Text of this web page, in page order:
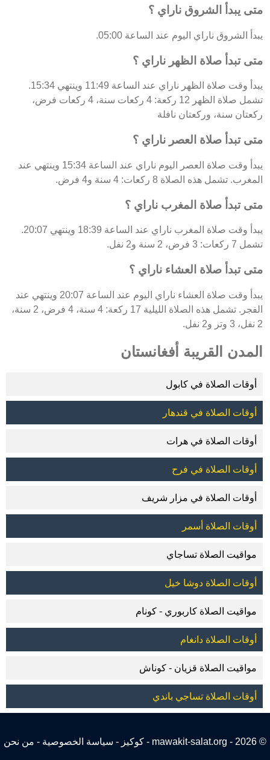
متى يبدأ الشروق ناراي ؟
يبدأ الشروق ناراي اليوم عند الساعة 05:00.
متى تبدأ صلاة الظهر ناراي ؟
يبدأ وقت صلاة الظهر ناراي عند الساعة 11:49 وينتهي 15:34.
تشمل صلاة الظهر 12 ركعة: 4 ركعات سنة، 4 ركعات فرض،
ركعتان سنة، وركعتان نافلة
متى تبدأ صلاة العصر ناراي ؟
يبدأ وقت صلاة العصر اليوم ناراي عند الساعة 15:34 وينتهي عند
المغرب. تشمل هذه الصلاة 8 ركعات: 4 سنة و4 فرض.
متى تبدأ صلاة المغرب ناراي ؟
يبدأ وقت صلاة المغرب ناراي عند الساعة 18:39 وينتهي 20:07.
تشمل 7 ركعات: 3 فرض، 2 سنة و2 نفل.
متى تبدأ صلاة العشاء ناراي ؟
يبدأ وقت صلاة العشاء ناراي اليوم عند الساعة 20:07 وينتهي عند
الفجر. تشمل هذه الصلاة الليلية 17 ركعة: 4 سنة، 4 فرض، 2 سنة،
2 نفل، 3 وتر و2 نفل.
المدن القريبة أفغانستان
أوقات الصلاة في كابول
أوقات الصلاة في قندهار
أوقات الصلاة في هرات
أوقات الصلاة في فرح
أوقات الصلاة في مزار شريف
أوقات الصلاة أسمر
مواقيت الصلاة تساجاي
أوقات الصلاة دوشا خيل
مواقيت الصلاة كاربوري - كونام
أوقات الصلاة دانغام
مواقيت الصلاة قزيان - كوناش
أوقات الصلاة تساجي باندي
© 2026 - mawakit-salat.org - كوكيز - سياسة الخصوصية - من نحن